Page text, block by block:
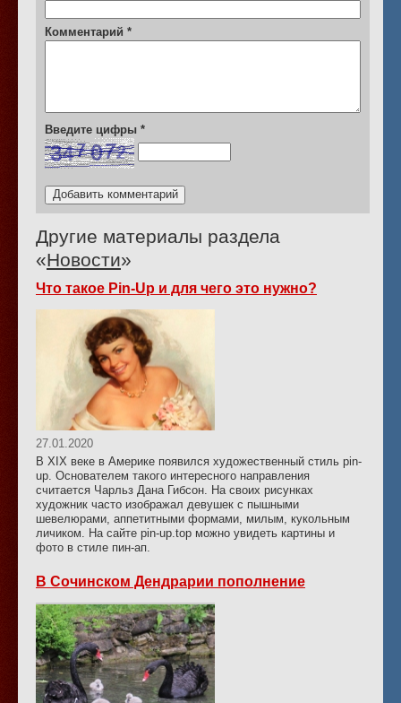
Комментарий *
Введите цифры *
Другие материалы раздела
«Новости»
Что такое Pin-Up и для чего это нужно?
27.01.2020
В XIX веке в Америке появился художественный стиль pin-
up. Основателем такого интересного направления
считается Чарльз Дана Гибсон. На своих рисунках
художник часто изображал девушек с пышными
шевелюрами, аппетитными формами, милым, кукольным
личиком. На сайте pin-up.top можно увидеть картины и
фото в стиле пин-ап.
В Сочинском Дендрарии пополнение